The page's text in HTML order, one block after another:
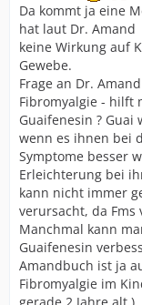
Da kommt ja eine
hat laut Dr. Amand
keine Wirkung auf
Gewebe.
Frage an Dr.
Fibromyalgie - hilft
Guaifenesin ?
wenn es ihnen bei
Symptome besser
Erleichterung bei
kann nicht immer
verursacht, da Fms
Manchmal kann
Guaifenesin
Amandbuch ist ja
Fibromyalgie im
gerade 2 Jahre alt.)